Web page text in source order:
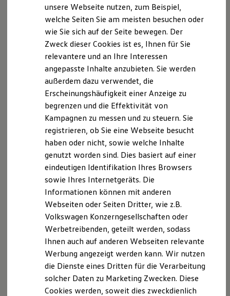
Nachhaltigkeit
Technologie
Kosten und Kauf
Kaufoptionen
E-Auto-Förderung
Software und Konnektivität
Die ID. Software 6
ID. Software Versionen und Updates
Digitale Extras
Schnittstellen zu Ihrem ID.
Hybridautos
Marke und Erlebnis
Volkswagen R und R Experience
R-Modelle
R Experience
Driving Experience
Volkswagen entdecken
Werkbesichtigung
Lifestyle Shop
T-Roc Kollektion
Golf Kollektion
ID. Kollektion
Volkswagen Kollektion
R-Kollektion
GTI Kollektion
Fußball Drop
we drive football
#wedriveproud
Besitzer und Service
Fahrzeugangebot anfordern
Servicetermin buchen
Serviceanfrage stellen
Ihre Ansprechpartnerbei RK
Autowelt Rinke & Knipps Soest
E-Mail schreiben
+49 2921 36530
unsere Webseite nutzen, zum Beispiel,
welche Seiten Sie am meisten besuchen oder
wie Sie sich auf der Seite bewegen. Der
Zweck dieser Cookies ist es, Ihnen für Sie
relevantere und an Ihre Interessen
angepasste Inhalte anzubieten. Sie werden
außerdem dazu verwendet, die
Erscheinungshäufigkeit einer Anzeige zu
begrenzen und die Effektivität von
Kampagnen zu messen und zu steuern. Sie
registrieren, ob Sie eine Webseite besucht
haben oder nicht, sowie welche Inhalte
genutzt worden sind. Dies basiert auf einer
eindeutigen Identifikation Ihres Browsers
sowie Ihres Internetgeräts. Die
Informationen können mit anderen
Webseiten oder Seiten Dritter, wie z.B.
Volkswagen Konzerngesellschaften oder
Werbetreibenden, geteilt werden, sodass
Ihnen auch auf anderen Webseiten relevante
Werbung angezeigt werden kann. Wir nutzen
die Dienste eines Dritten für die Verarbeitung
solcher Daten zu Marketing Zwecken. Diese
Cookies werden, soweit dies zweckdienlich